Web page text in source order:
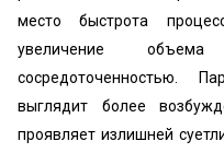
место быстрота
увеличение
сосредоточенностью.
выглядит более
проявляет излишней